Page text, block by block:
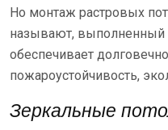
Но монтаж растровых
называют, выполненный
обеспечивает
пожароустойчивость,
Зеркальные